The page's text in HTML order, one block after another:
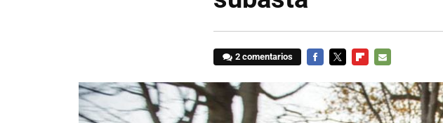
2 comentarios
MAIL